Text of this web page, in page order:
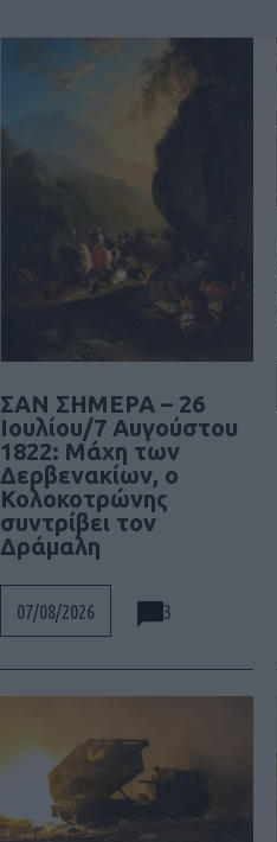
ΣΑΝ ΣΗΜΕΡΑ – 26
Ιουλίου/7 Αυγούστου
1822: Μάχη των
Δερβενακίων, ο
Κολοκοτρώνης
συντρίβει τον
Δράμαλη
07/08/2026 3